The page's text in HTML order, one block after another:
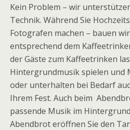
Kein Problem – wir
Technik. Während Sie
Fotografen machen – bauen
entsprechend dem
der Gäste zum Kaffeetrinken
Hintergrundmusik spielen und
oder unterhalten bei Bedarf
Ihrem Fest. Auch beim
passende Musik im
Abendbrot eröffnen Sie den